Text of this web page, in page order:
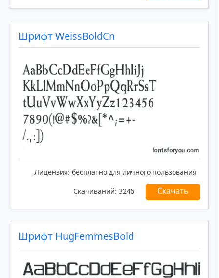
Шрифт WeissBoldCn
Лицензия: бесплатно для личного пользования
Скачиваний: 3246 Скачать
Шрифт HugFemmesBold